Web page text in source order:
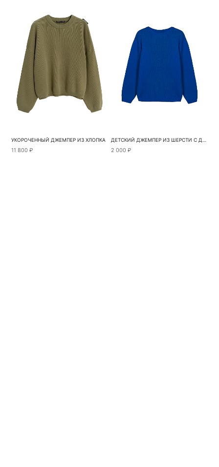
УКОРОЧЕННЫЙ ДЖЕМПЕР ИЗ ХЛОПКА
11 800 ₽
ДЕТСКИЙ ДЖЕМПЕР ИЗ ШЕРСТИ С ДОБАВЛЕНИЕ КАШЕМИРА
2 000 ₽